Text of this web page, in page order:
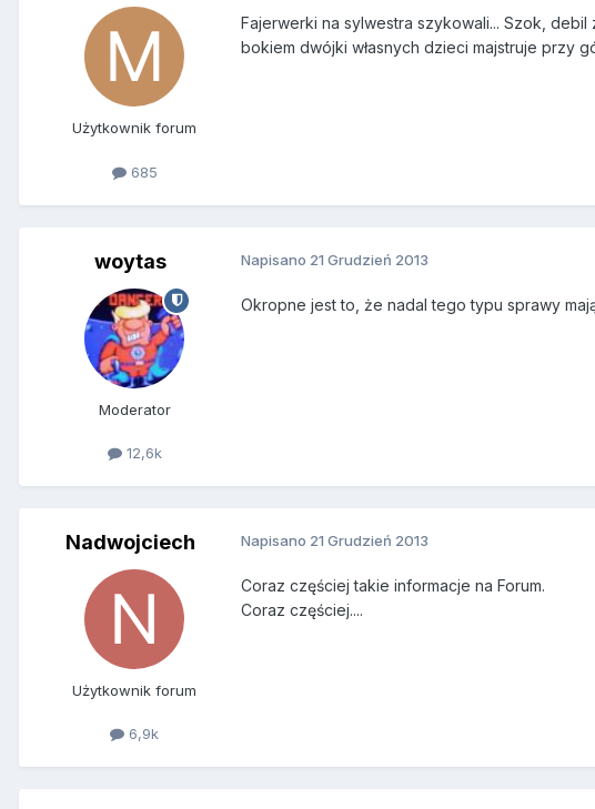
Użytkownik forum
685
Fajerwerki na sylwestra szykowali... Szok,
bokiem dwójki własnych dzieci majstruje przy
woytas
Moderator
12,6k
Napisano 21 Grudzień 2013
Okropne jest to, że nadal tego typu sprawy
Nadwojciech
Użytkownik forum
6,9k
Napisano 21 Grudzień 2013
Coraz częściej takie informacje na Forum.
Coraz częściej....